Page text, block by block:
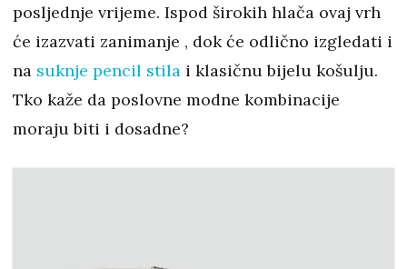
posljednje vrijeme. Ispod širokih hlača ovaj vrh
će izazvati zanimanje , dok će odlično izgledati i
na suknje pencil stila i klasičnu bijelu košulju.
Tko kaže da poslovne modne kombinacije
moraju biti i dosadne?